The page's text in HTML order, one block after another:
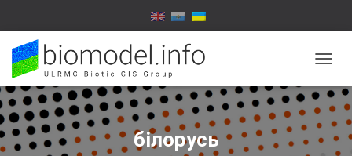
білорусь